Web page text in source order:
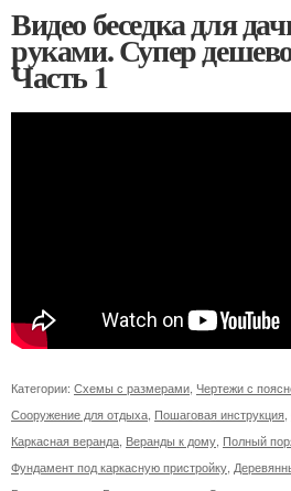
Видео беседка для
руками. Супер
Часть 1
Категории: Схемы с размерами Чертежи с
Сооружение для отдыха Пошаговая инструкция
Каркасная веранда Веранды к дому Полный
Фундамент под каркасную пристройку